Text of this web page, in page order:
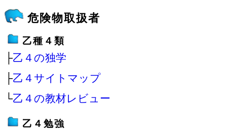
危険物取扱者
乙種４類
├乙４の独学
├乙４サイトマップ
└乙４の教材レビュー
乙４勉強